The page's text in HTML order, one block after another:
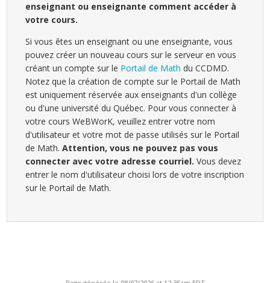
enseignant ou enseignante comment accéder à
votre cours.
Si vous êtes un enseignant ou une enseignante, vous
pouvez créer un nouveau cours sur le serveur en vous
créant un compte sur le Portail de Math du CCDMD.
Notez que la création de compte sur le Portail de Math
est uniquement réservée aux enseignants d'un collège
ou d'une université du Québec. Pour vous connecter à
votre cours WeBWorK, veuillez entrer votre nom
d'utilisateur et votre mot de passe utilisés sur le Portail
de Math.Attention, vous ne pouvez pas vous
connecter avec votre adresse courriel. Vous devez
entrer le nom d'utilisateur choisi lors de votre inscription
sur le Portail de Math.